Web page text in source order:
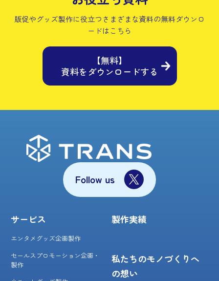
販促やグッズ製作に役立つさまざまな資料の無料ダウンロ
ードはこちら
【無料】
資料をダウンロードする
Follow us
サービス
エンタメグッズ企画製作
セールスプロモーション企画・
製作
製作実績
私たちのモノづくりへ
の想い